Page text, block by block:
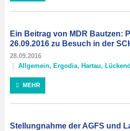
Ein Beitrag von MDR Bautzen:
26.09.2016 zu Besuch in der
28.09.2016
Allgemein, Ergodia, Hartau,
MEHR
Stellungnahme der AGFS und